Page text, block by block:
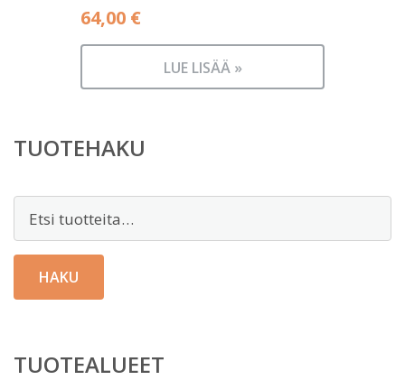
64,00 €
LUE LISÄÄ »
TUOTEHAKU
HAKU
TUOTEALUEET